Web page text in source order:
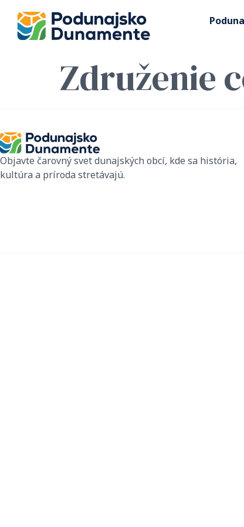
Združenie
Objavte čarovný svet dunajských obcí, kde sa história,
kultúra a príroda stretávajú.